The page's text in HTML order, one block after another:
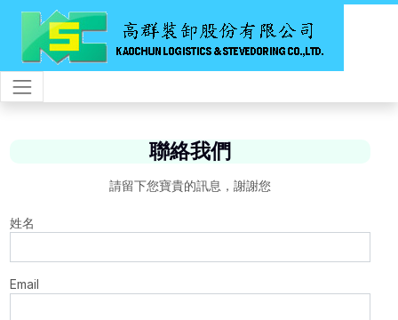
聯絡我們
請留下您寶貴的訊息，謝謝您
姓名
Email